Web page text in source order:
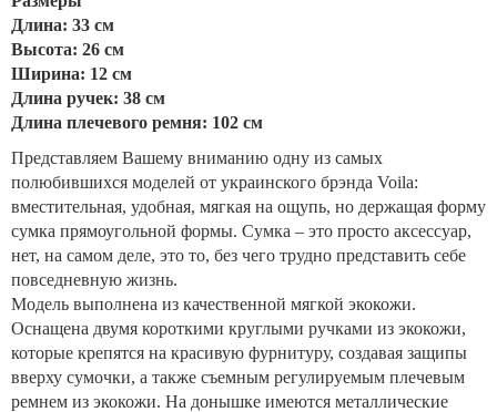
Длина: 33 см
Высота: 26 см
Ширина: 12 см
Длина ручек: 38 см
Длина плечевого ремня: 102 см
Представляем Вашему вниманию одну из самых
полюбившихся моделей от украинского брэнда Voila:
вместительная, удобная, мягкая на ощупь, но держащая форму
сумка прямоугольной формы. Сумка – это просто аксессуар,
нет, на самом деле, это то, без чего трудно представить себе
повседневную жизнь.
Модель выполнена из качественной мягкой экокожи.
Оснащена двумя короткими круглыми ручками из экокожи,
которые крепятся на красивую фурнитуру, создавая защипы
вверху сумочки, а также съемным регулируемым плечевым
ремнем из экокожи. На донышке имеются металлические